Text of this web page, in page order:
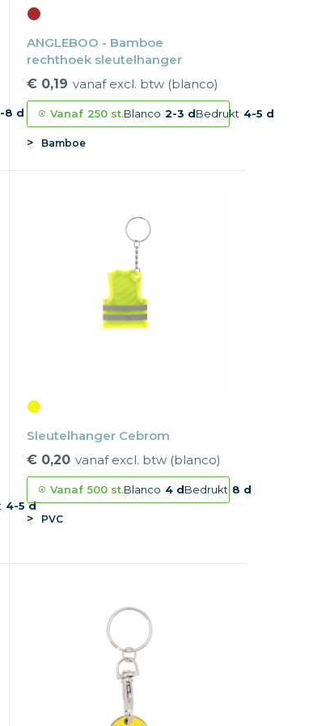
8 d
ANGLEBOO - Bamboe
rechthoek sleutelhanger
€ 0,19 vanaf excl. btw (blanco)
Vanaf 250 st.Blanco 2-3 dBedrukt 4-5 d
Bamboe
4-5 d
Sleutelhanger Cebrom
€ 0,20 vanaf excl. btw (blanco)
Vanaf 500 st.Blanco 4 dBedrukt 8 d
PVC